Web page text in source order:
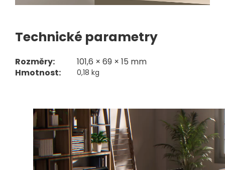
Technické parametry
Rozměry:
101,6 × 69 × 15 mm
Hmotnost:
0,18 kg